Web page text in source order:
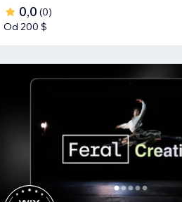
0,0 (0)
Od 200 $